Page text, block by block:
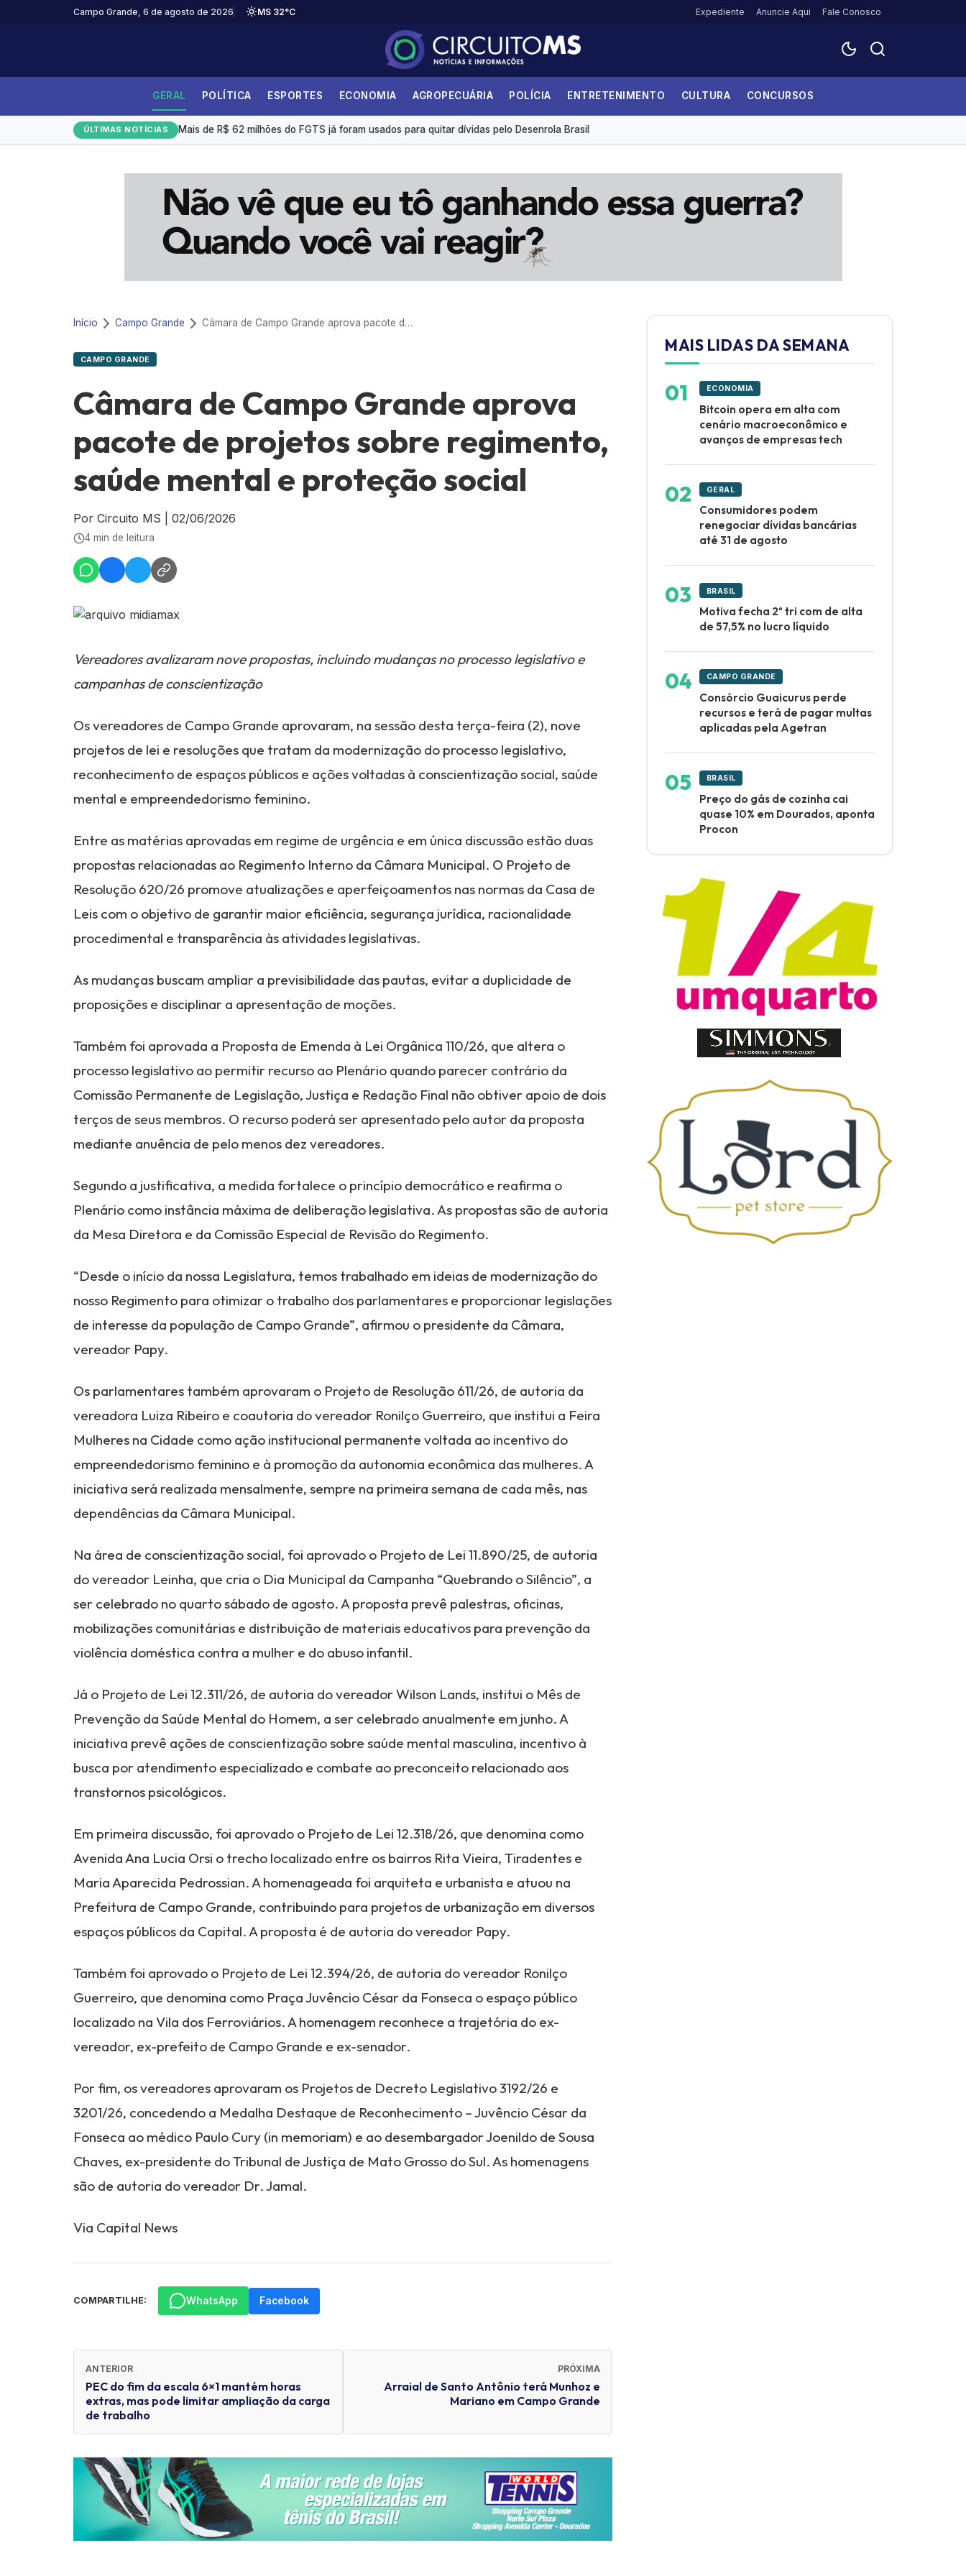
Campo Grande, 6 de agosto de 2026 MS 32°C Expediente Anuncie Aqui Fale Conosco
GERAL POLÍTICA ESPORTES ECONOMIA AGROPECUÁRIA POLÍCIA ENTRETENIMENTO CULTURA CONCURSOS
ÚLTIMAS NOTÍCIAS
Bitcoin opera em alta com cenário macroeconômico e avanços de empresas tech
Mais de R$ 62 milhões do FGTS já foram usados para quitar dívidas pelo Desenrola Brasil
Marta descarta aposentadoria antes da Copa de 2027: “Sei dos meus limites”
Gerdau registra lucro de R$ 1,4 bilhões no 2° trimestre, alta de 69,7%
Início Campo Grande Câmara de Campo Grande aprova pacote de projetos sobre regimento, saúde mental e proteção social
CAMPO GRANDE
Câmara de Campo Grande aprova
pacote de projetos sobre regimento,
saúde mental e proteção social
Por Circuito MS 02/06/2026
4 min de leitura
Vereadores avalizaram nove propostas, incluindo mudanças no processo legislativo e
campanhas de conscientização
Os vereadores de Campo Grande aprovaram, na sessão desta terça-feira (2), nove
projetos de lei e resoluções que tratam da modernização do processo legislativo,
reconhecimento de espaços públicos e ações voltadas à conscientização social, saúde
mental e empreendedorismo feminino.
Entre as matérias aprovadas em regime de urgência e em única discussão estão duas
propostas relacionadas ao Regimento Interno da Câmara Municipal. O Projeto de
Resolução 620/26 promove atualizações e aperfeiçoamentos nas normas da Casa de
Leis com o objetivo de garantir maior eficiência, segurança jurídica, racionalidade
procedimental e transparência às atividades legislativas.
As mudanças buscam ampliar a previsibilidade das pautas, evitar a duplicidade de
proposições e disciplinar a apresentação de moções.
Também foi aprovada a Proposta de Emenda à Lei Orgânica 110/26, que altera o
processo legislativo ao permitir recurso ao Plenário quando parecer contrário da
Comissão Permanente de Legislação, Justiça e Redação Final não obtiver apoio de dois
terços de seus membros. O recurso poderá ser apresentado pelo autor da proposta
mediante anuência de pelo menos dez vereadores.
Segundo a justificativa, a medida fortalece o princípio democrático e reafirma o
Plenário como instância máxima de deliberação legislativa. As propostas são de autoria
da Mesa Diretora e da Comissão Especial de Revisão do Regimento.
“Desde o início da nossa Legislatura, temos trabalhado em ideias de modernização do
nosso Regimento para otimizar o trabalho dos parlamentares e proporcionar legislações
de interesse da população de Campo Grande”, afirmou o presidente da Câmara,
vereador Papy.
Os parlamentares também aprovaram o Projeto de Resolução 611/26, de autoria da
vereadora Luiza Ribeiro e coautoria do vereador Ronilço Guerreiro, que institui a Feira
Mulheres na Cidade como ação institucional permanente voltada ao incentivo do
empreendedorismo feminino e à promoção da autonomia econômica das mulheres. A
iniciativa será realizada mensalmente, sempre na primeira semana de cada mês, nas
dependências da Câmara Municipal.
Na área de conscientização social, foi aprovado o Projeto de Lei 11.890/25, de autoria
do vereador Leinha, que cria o Dia Municipal da Campanha “Quebrando o Silêncio”, a
ser celebrado no quarto sábado de agosto. A proposta prevê palestras, oficinas,
mobilizações comunitárias e distribuição de materiais educativos para prevenção da
violência doméstica contra a mulher e do abuso infantil.
Já o Projeto de Lei 12.311/26, de autoria do vereador Wilson Lands, institui o Mês de
Prevenção da Saúde Mental do Homem, a ser celebrado anualmente em junho. A
iniciativa prevê ações de conscientização sobre saúde mental masculina, incentivo à
busca por atendimento especializado e combate ao preconceito relacionado aos
transtornos psicológicos.
Em primeira discussão, foi aprovado o Projeto de Lei 12.318/26, que denomina como
Avenida Ana Lucia Orsi o trecho localizado entre os bairros Rita Vieira, Tiradentes e
Maria Aparecida Pedrossian. A homenageada foi arquiteta e urbanista e atuou na
Prefeitura de Campo Grande, contribuindo para projetos de urbanização em diversos
espaços públicos da Capital. A proposta é de autoria do vereador Papy.
Também foi aprovado o Projeto de Lei 12.394/26, de autoria do vereador Ronilço
Guerreiro, que denomina como Praça Juvêncio César da Fonseca o espaço público
localizado na Vila dos Ferroviários. A homenagem reconhece a trajetória do ex-
vereador, ex-prefeito de Campo Grande e ex-senador.
Por fim, os vereadores aprovaram os Projetos de Decreto Legislativo 3192/26 e
3201/26, concedendo a Medalha Destaque de Reconhecimento – Juvêncio César da
Fonseca ao médico Paulo Cury (in memoriam) e ao desembargador Joenildo de Sousa
Chaves, ex-presidente do Tribunal de Justiça de Mato Grosso do Sul. As homenagens
são de autoria do vereador Dr. Jamal.
Via Capital News
COMPARTILHE: WhatsApp Facebook
ANTERIOR
PEC do fim da escala 6×1 mantém horas
extras, mas pode limitar ampliação da carga
de trabalho
PRÓXIMA
Arraial de Santo Antônio terá Munhoz e
Mariano em Campo Grande
MAIS LIDAS DA SEMANA
ECONOMIA
Bitcoin opera em alta com
cenário macroeconômico e
avanços de empresas tech
GERAL
Consumidores podem
renegociar dívidas bancárias
até 31 de agosto
BRASIL
Motiva fecha 2º tri com de alta
de 57,5% no lucro líquido
CAMPO GRANDE
Consórcio Guaicurus perde
recursos e terá de pagar multas
aplicadas pela Agetran
BRASIL
Preço do gás de cozinha cai
quase 10% em Dourados, aponta
Procon